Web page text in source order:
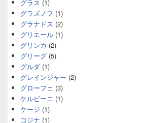
グラス (1)
グラズノフ (1)
グラナドス (2)
グリエール (1)
グリンカ (2)
グリーグ (5)
グルダ (1)
グレインジャー (2)
グローフェ (3)
ケルビーニ (1)
ケージ (1)
コジナ (1)